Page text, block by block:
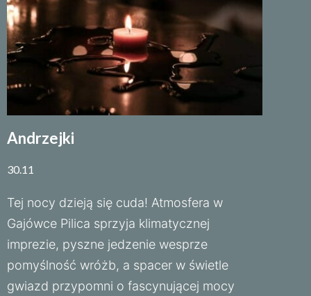
Andrzejki
30.11
Tej nocy dzieją się cuda! Atmosfera w
Gajówce Pilica sprzyja klimatycznej
imprezie, pyszne jedzenie wesprze
pomyślność wróżb, a spacer w świetle
gwiazd przypomni o fascynującej mocy